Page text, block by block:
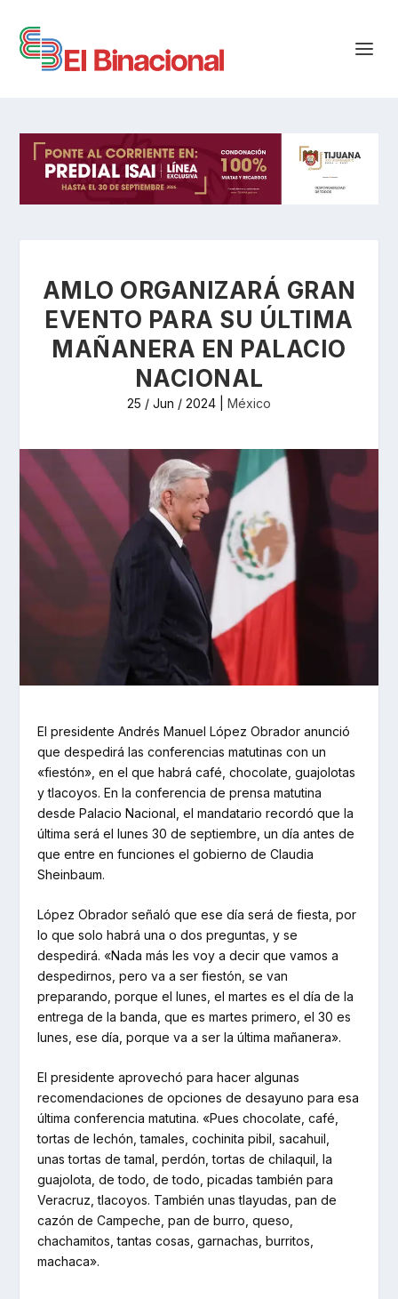
AMLO ORGANIZARÁ GRAN
EVENTO PARA SU ÚLTIMA
MAÑANERA EN PALACIO
NACIONAL
25 / Jun / 2024 México
El presidente Andrés Manuel López Obrador anunció
que despedirá las conferencias matutinas con un
«fiestón», en el que habrá café, chocolate, guajolotas
y tlacoyos. En la conferencia de prensa matutina
desde Palacio Nacional, el mandatario recordó que la
última será el lunes 30 de septiembre, un día antes de
que entre en funciones el gobierno de Claudia
Sheinbaum.
López Obrador señaló que ese día será de fiesta, por
lo que solo habrá una o dos preguntas, y se
despedirá. «Nada más les voy a decir que vamos a
despedirnos, pero va a ser fiestón, se van
preparando, porque el lunes, el martes es el día de la
entrega de la banda, que es martes primero, el 30 es
lunes, ese día, porque va a ser la última mañanera».
El presidente aprovechó para hacer algunas
recomendaciones de opciones de desayuno para esa
última conferencia matutina. «Pues chocolate, café,
tortas de lechón, tamales, cochinita pibil, sacahuil,
unas tortas de tamal, perdón, tortas de chilaquil, la
guajolota, de todo, de todo, picadas también para
Veracruz, tlacoyos. También unas tlayudas, pan de
cazón de Campeche, pan de burro, queso,
chachamitos, tantas cosas, garnachas, burritos,
machaca».